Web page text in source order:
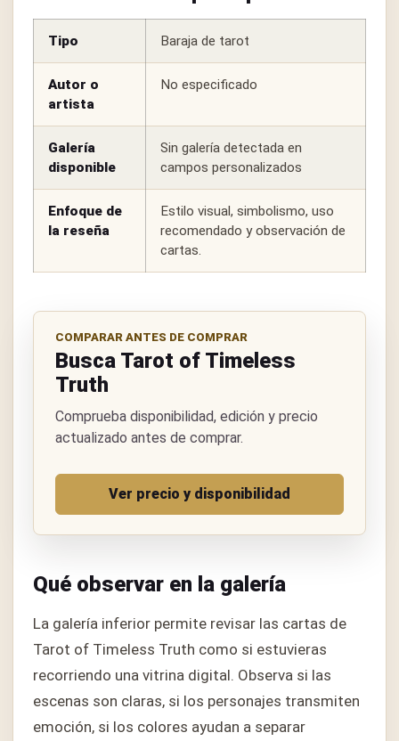
Tipo Baraja de tarot
Autor o
artista
No especificado
Galería
disponible
Sin galería detectada en
campos personalizados
Enfoque de
la reseña
Estilo visual, simbolismo, uso
recomendado y observación de
cartas.
COMPARAR ANTES DE COMPRAR
Busca Tarot of Timeless
Truth
Comprueba disponibilidad, edición y precio
actualizado antes de comprar.
Ver precio y disponibilidad
Qué observar en la galería
La galería inferior permite revisar las cartas de
Tarot of Timeless Truth como si estuvieras
recorriendo una vitrina digital. Observa si las
escenas son claras, si los personajes transmiten
emoción, si los colores ayudan a separar